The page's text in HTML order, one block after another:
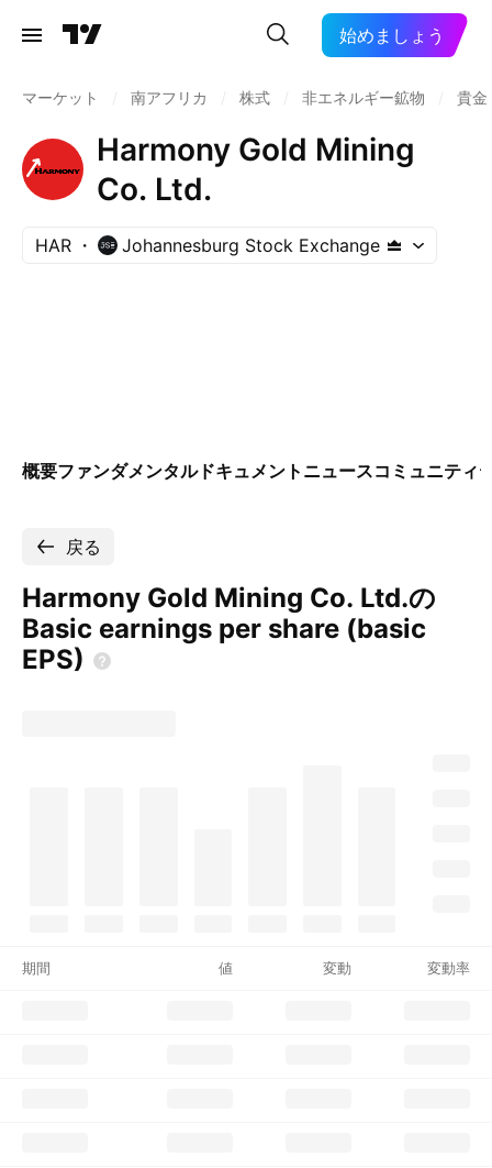
始めましょう
マーケット 南アフリカ 株式 非エネルギー鉱物 貴金
Harmony Gold Mining
Co. Ltd.
HAR Johannesburg Stock Exchange
概要ファンダメンタルドキュメント ニュースコミュニティ
戻る
Harmony Gold Mining Co. Ltd.の
Basic earnings per share (basic
EPS)
期間 値 変動 変動率